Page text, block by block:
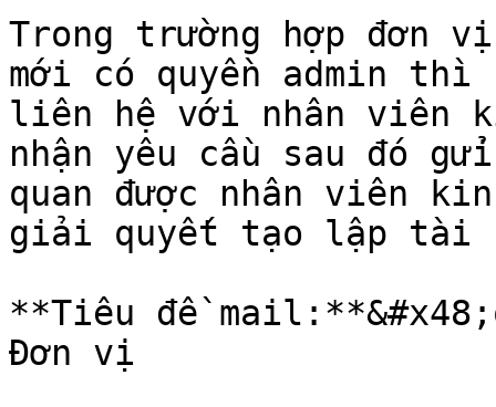
Trong trường hợp đơn
mới có quyền admin thì
liên hệ với nhân viên
nhận yêu cầu sau đó
quan được nhân viên
giải quyết tạo lập tài
**Tiêu đề
Đơn vị